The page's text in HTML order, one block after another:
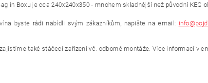
in Boxu je cca 240x240x350 - mnohem skladnější než původní KEG
byste rádi nabídli svým zákazníkům, napište na email:
také stáčecí zařízení vč. odborné montáže. Více informací v